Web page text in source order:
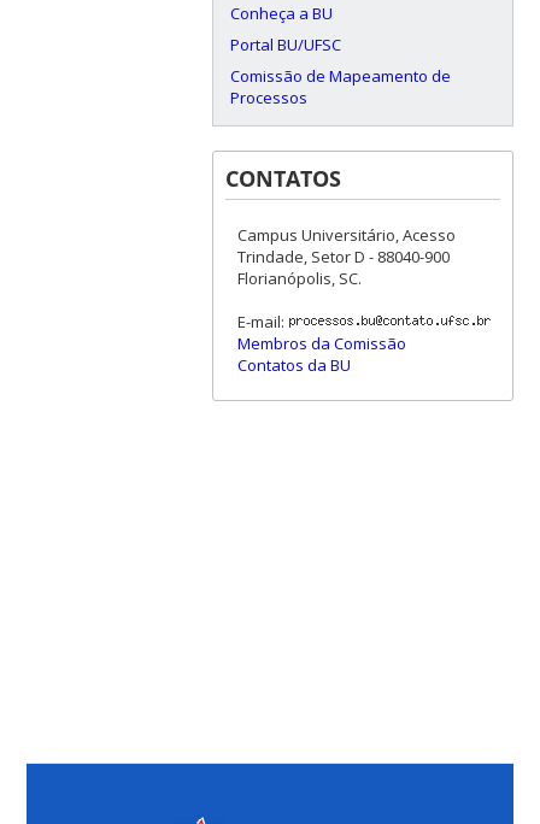
Conheça a BU
Portal BU/UFSC
Comissão de Mapeamento de
Processos
CONTATOS
Campus Universitário, Acesso
Trindade, Setor D - 88040-900
Florianópolis, SC.
E-mail:
Membros da Comissão
Contatos da BU